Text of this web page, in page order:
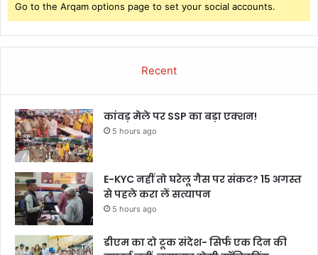
Go to the Arqam options page to set your social accounts.
Recent
कांवड़ मेले पर SSP का बड़ा एक्शन!
5 hours ago
E-KYC नहीं तो घरेलू गैस पर संकट? 15 अगस्त
से पहले करा लें सत्यापन
5 hours ago
डीएम का दो टूक संदेश- सिर्फ एक दिन की